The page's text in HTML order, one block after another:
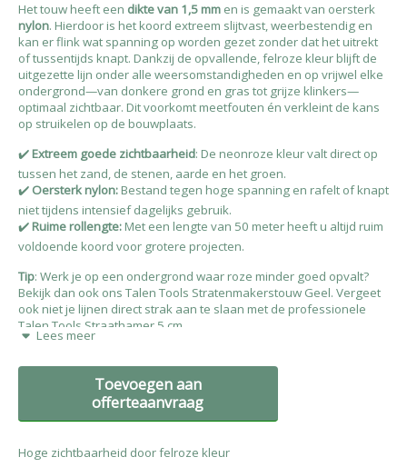
Het touw heeft een dikte van 1,5 mm en is gemaakt van oersterk
nylon. Hierdoor is het koord extreem slijtvast, weerbestendig en
kan er flink wat spanning op worden gezet zonder dat het uitrekt
of tussentijds knapt. Dankzij de opvallende, felroze kleur blijft de
uitgezette lijn onder alle weersomstandigheden en op vrijwel elke
ondergrond—van donkere grond en gras tot grijze klinkers—
optimaal zichtbaar. Dit voorkomt meetfouten én verkleint de kans
op struikelen op de bouwplaats.
✔️Extreem goede zichtbaarheid: De neonroze kleur valt direct op
tussen het zand, de stenen, aarde en het groen.
✔️ Oersterk nylon:Bestand tegen hoge spanning en rafelt of knapt
niet tijdens intensief dagelijks gebruik.
✔️Ruime rollengte:Met een lengte van 50 meter heeft u altijd ruim
voldoende koord voor grotere projecten.
Tip: Werk je op een ondergrond waar roze minder goed opvalt?
Bekijk dan ook ons Talen Tools Stratenmakerstouw Geel. Vergeet
ook niet je lijnen direct strak aan te slaan met de professionele
Talen Tools Straathamer 5 cm.
roze stratenmakerstouw vandaag nog bij BVS ProTools!
Lees meer
Toevoegen aan
offerteaanvraag
Hoge zichtbaarheid door felroze kleur